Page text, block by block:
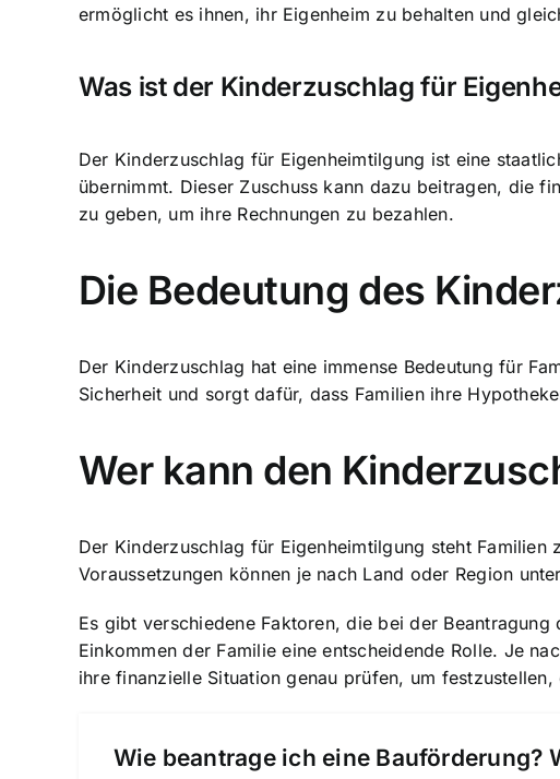
ermöglicht es ihnen, ihr Eigenheim zu behalten und
Was ist der Kinderzuschlag für
Der Kinderzuschlag für Eigenheimtilgung ist eine
übernimmt. Dieser Zuschuss kann dazu beitragen, die
zu geben, um ihre Rechnungen zu bezahlen.
Die Bedeutung des
Der Kinderzuschlag hat eine immense Bedeutung für
Sicherheit und sorgt dafür, dass Familien ihre
Wer kann den
Der Kinderzuschlag für Eigenheimtilgung steht
Voraussetzungen können je nach Land oder Region
Es gibt verschiedene Faktoren, die bei der
Einkommen der Familie eine entscheidende Rolle. Je
ihre finanzielle Situation genau prüfen, um
Wie beantrage ich eine Bauförderung?